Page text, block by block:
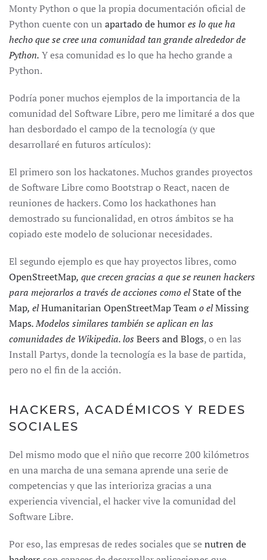
Monty Python o que la propia documentación oficial de
Python cuente con un apartado de humores lo que ha
hecho que se cree una comunidad tan grande alrededor de
Python. Y esa comunidad es lo que ha hecho grande a
Python.
Podría poner muchos ejemplos de la importancia de la
comunidad del Software Libre, pero me limitaré a dos que
han desbordado el campo de la tecnología (y que
desarrollaré en futuros artículos):
El primero son los hackatones. Muchos grandes proyectos
de Software Libre como Bootstrap o React, nacen de
reuniones de hackers. Como los hackathones han
demostrado su funcionalidad, en otros ámbitos se ha
copiado este modelo de solucionar necesidades.
El segundo ejemplo es que hay proyectos libres, como
OpenStreetMap, que crecen gracias a que se reunen hackers
para mejorarlos a través de acciones como elState of the
Map, elHumanitarian OpenStreetMap Teamo elMissing
Maps. Modelos similares también se aplican en las
comunidades de Wikipedia. los Beers and Blogs, o en las
Install Partys, donde la tecnología es la base de partida,
pero no el fin de la acción.
HACKERS, ACADÉMICOS Y REDES
SOCIALES
Del mismo modo que el niño que recorre 200 kilómetros
en una marcha de una semana aprende una serie de
competencias y que las interioriza gracias a una
experiencia vivencial, el hacker vive la comunidad del
Software Libre.
Por eso, las empresas de redes sociales que senutren de